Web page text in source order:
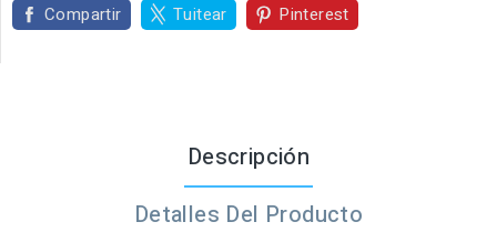
Compartir Tuitear Pinterest
Descripción
Detalles Del Producto